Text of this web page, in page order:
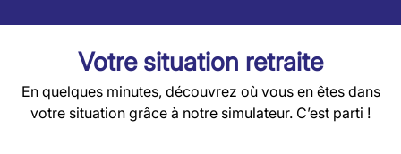
Votre situation retraite
En quelques minutes, découvrez où vous en êtes dans
votre situation grâce à notre simulateur. C’est parti !